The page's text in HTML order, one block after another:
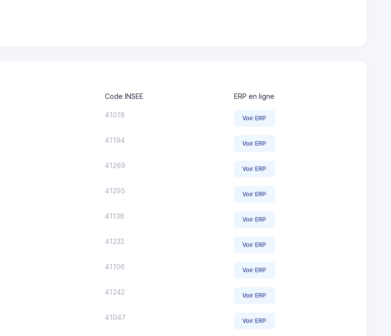
Code INSEE ERP en ligne
41018 Voir ERP
41194 Voir ERP
41269 Voir ERP
41295 Voir ERP
41136 Voir ERP
41232 Voir ERP
41106 Voir ERP
41242 Voir ERP
41047 Voir ERP